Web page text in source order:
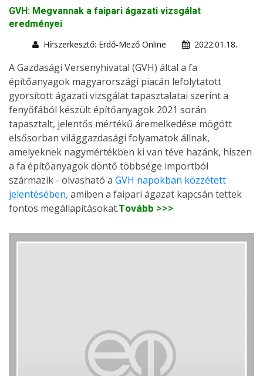
GVH: Megvannak a faipari ágazati vizsgálat
eredményei
Hírszerkesztő: Erdő-Mező Online
2022.01.18.
A Gazdasági Versenyhivatal (GVH) által a fa
építőanyagok magyarországi piacán lefolytatott
gyorsított ágazati vizsgálat tapasztalatai szerint a
fenyőfából készült építőanyagok 2021 során
tapasztalt, jelentős mértékű áremelkedése mögött
elsősorban világgazdasági folyamatok állnak,
amelyeknek nagymértékben ki van téve hazánk, hiszen
a fa építőanyagok döntő többsége importból
származik - olvasható a GVH napokban közzétett
jelentésében, amiben a faipari ágazat kapcsán tettek
fontos megállapításokat.Tovább >>>